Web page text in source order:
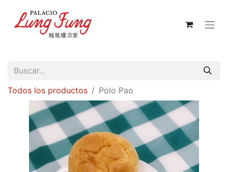
Todos los productos Polo Pao